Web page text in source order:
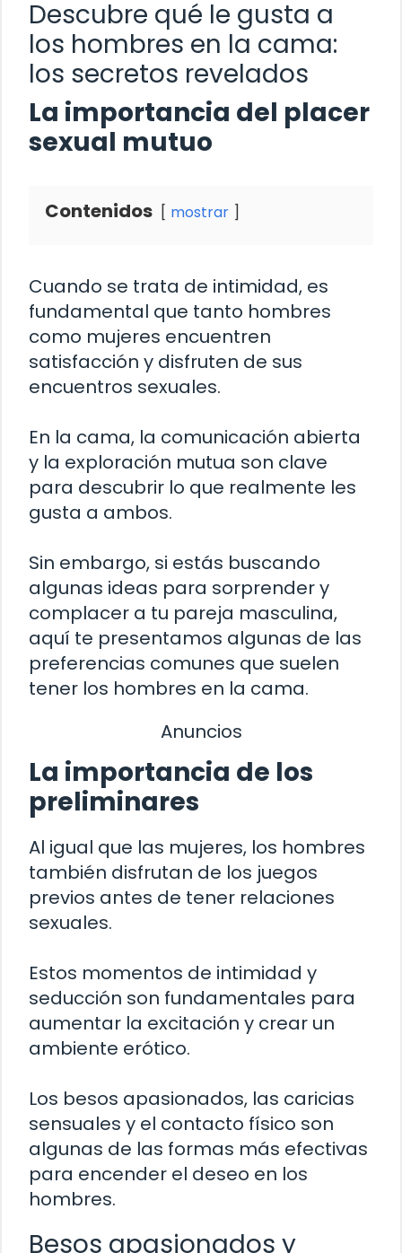
Descubre qué le gusta a
los hombres en la cama:
los secretos revelados
La importancia del placer
sexual mutuo
Contenidos mostrar
Cuando se trata de intimidad, es
fundamental que tanto hombres
como mujeres encuentren
satisfacción y disfruten de sus
encuentros sexuales.
En la cama, la comunicación abierta
y la exploración mutua son clave
para descubrir lo que realmente les
gusta a ambos.
Sin embargo, si estás buscando
algunas ideas para sorprender y
complacer a tu pareja masculina,
aquí te presentamos algunas de las
preferencias comunes que suelen
tener los hombres en la cama.
Anuncios
La importancia de los
preliminares
Al igual que las mujeres, los hombres
también disfrutan de los juegos
previos antes de tener relaciones
sexuales.
Estos momentos de intimidad y
seducción son fundamentales para
aumentar la excitación y crear un
ambiente erótico.
Los besos apasionados, las caricias
sensuales y el contacto físico son
algunas de las formas más efectivas
para encender el deseo en los
hombres.
Besos apasionados y